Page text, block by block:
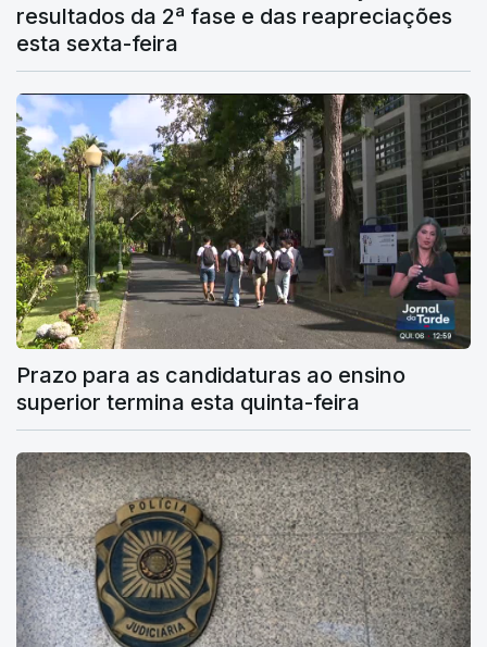
resultados da 2ª fase e das reapreciações
esta sexta-feira
Prazo para as candidaturas ao ensino
superior termina esta quinta-feira